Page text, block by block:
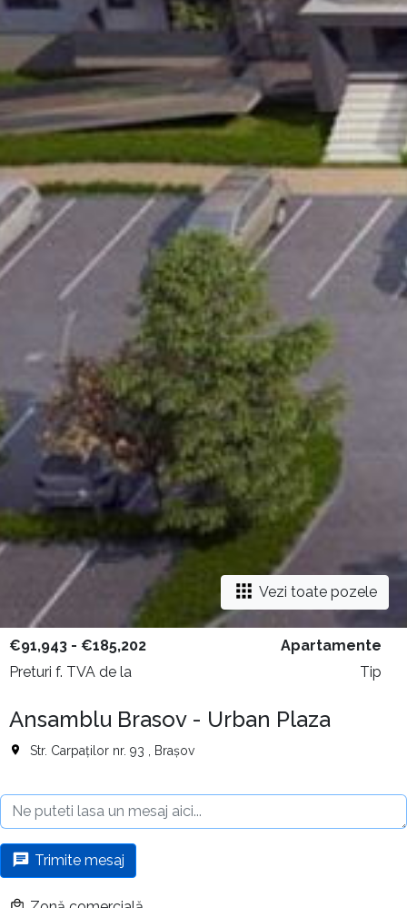
Vezi toate pozele
€91,943 - €185,202
Preturi f. TVA de la
Apartamente
Tip
Ansamblu Brasov - Urban Plaza
Str. Carpaților nr. 93 , Brașov
Trimite mesaj